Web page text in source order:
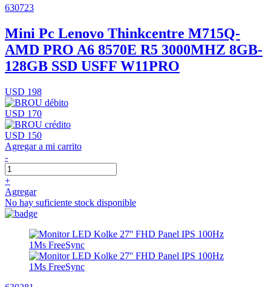
630723
Mini Pc Lenovo Thinkcentre M715Q-
AMD PRO A6 8570E R5 3000MHZ 8GB-
128GB SSD USFF W11PRO
USD 198
USD 170
USD 150
Agregar a mi carrito
-
+
Agregar
No hay suficiente stock disponible